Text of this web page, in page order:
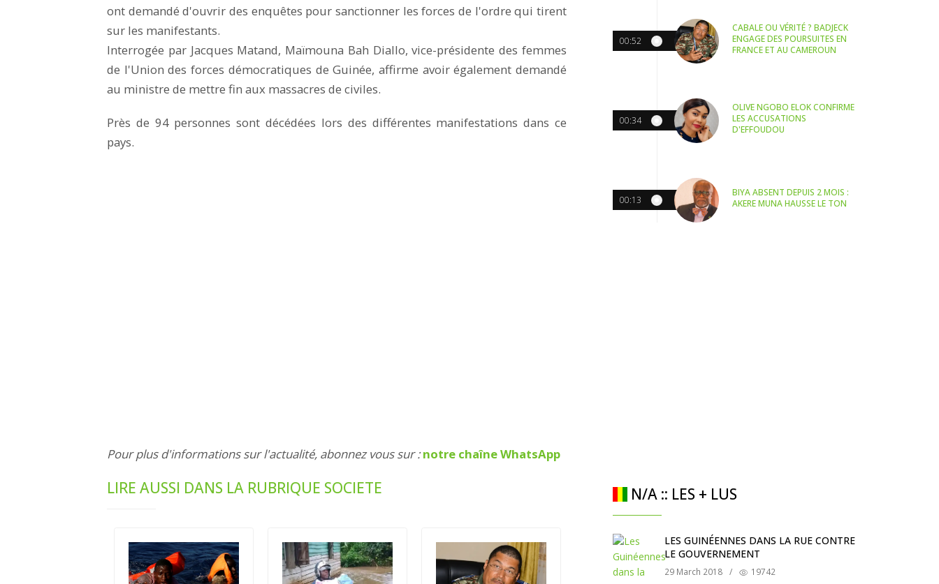
ont demandé d'ouvrir des enquêtes pour sanctionner les forces de l'ordre qui tirent
sur les manifestants.
Interrogée par Jacques Matand, Maïmouna Bah Diallo, vice-présidente des femmes
de l'Union des forces démocratiques de Guinée, affirme avoir également demandé
au ministre de mettre fin aux massacres de civiles.
Près de 94 personnes sont décédées lors des différentes manifestations dans ce
pays.
Pour plus d'informations sur l'actualité, abonnez vous sur :notre chaîne WhatsApp
LIRE AUSSI DANS LA RUBRIQUE SOCIETE
00:52
CABALE OU VÉRITÉ ? BADJECK
ENGAGE DES POURSUITES EN
FRANCE ET AU CAMEROUN
00:34
OLIVE NGOBO ELOK CONFIRME
LES ACCUSATIONS
D'EFFOUDOU
00:13
BIYA ABSENT DEPUIS 2 MOIS :
AKERE MUNA HAUSSE LE TON
N/A :: LES + LUS
LES GUINÉENNES DANS LA RUE CONTRE
LE GOUVERNEMENT
29 March 2018 / 19742